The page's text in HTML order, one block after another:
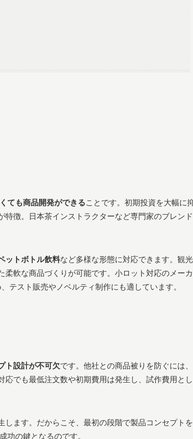
ても商品開発ができることです。初期投資を大幅に
徴。日本茶インストラクターなど専門家のブレン
ットボトル飲料など多様な形態に対応できます。観
軟な商品づくりが可能です。小ロット対応のメー
テスト販売やノベルティ制作にも適しています。
ト設計が不可欠です。他社との商品被りを防ぐには
でも最低注文数や初期費用は発生し、試作費用と
ます。だからこそ、最初の段階で製品コンセプト
功の鍵となるのです。